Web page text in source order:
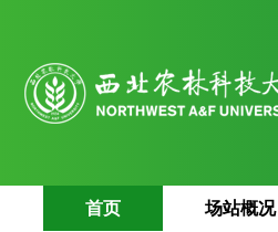
首页 场站概况